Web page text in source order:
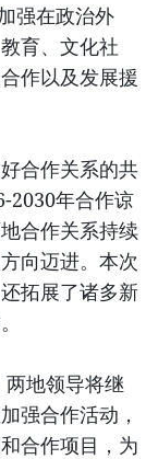
强在政治外
育、文化社
作以及发展援
合作关系的共
2030年合作谅
合作关系持续
向迈进。本次
拓展了诸多新
两地领导将继
强合作活动，
合作项目，为